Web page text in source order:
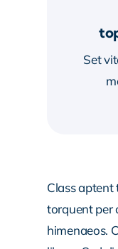
Set
Class aptent
torquent per
himenaeos.